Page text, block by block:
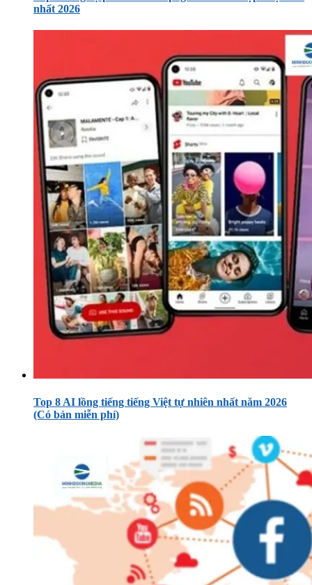
nhất 2026
Top 8 AI lồng tiếng tiếng Việt tự nhiên nhất năm 2026
(Có bản miễn phí)